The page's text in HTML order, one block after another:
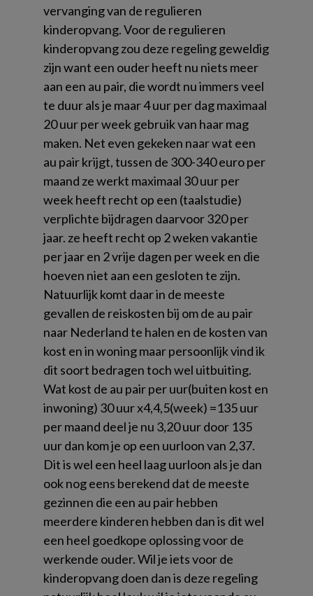
vervanging van de regulieren
kinderopvang. Voor de regulieren
kinderopvang zou deze regeling geweldig
zijn want een ouder heeft nu niets meer
aan een au pair, die wordt nu immers veel
te duur als je maar 4 uur per dag maximaal
20 uur per week gebruik van haar mag
maken. Net even gekeken naar wat een
au pair krijgt, tussen de 300-340 euro per
maand ze werkt maximaal 30 uur per
week heeft recht op een (taalstudie)
verplichte bijdragen daarvoor 320 per
jaar. ze heeft recht op 2 weken vakantie
per jaar en 2 vrije dagen per week en die
hoeven niet aan een gesloten te zijn.
Natuurlijk komt daar in de meeste
gevallen de reiskosten bij om de au pair
naar Nederland te halen en de kosten van
kost en in woning maar persoonlijk vind ik
dit soort bedragen toch wel uitbuiting.
Wat kost de au pair per uur(buiten kost en
inwoning) 30 uur x4,4,5(week) =135 uur
per maand deel je nu 3,20 uur door 135
uur dan kom je op een uurloon van 2,37.
Dit is wel een heel laag uurloon als je dan
ook nog eens berekend dat de meeste
gezinnen die een au pair hebben
meerdere kinderen hebben dan is dit wel
een heel goedkope oplossing voor de
werkende ouder. Wil je iets voor de
kinderopvang doen dan is deze regeling